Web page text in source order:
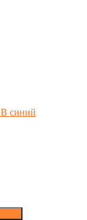
синий